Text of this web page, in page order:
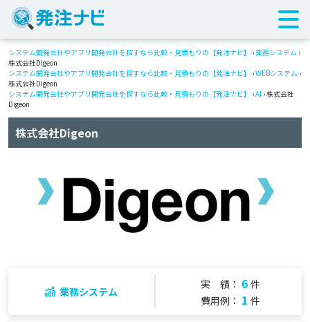
システム開発会社やアプリ開発会社を探すなら比較・見積もりの【発注ナビ】 › 業務システム ›
株式会社Digeon
システム開発会社やアプリ開発会社を探すなら比較・見積もりの【発注ナビ】
›WEBシステム ›
株式会社Digeon
システム開発会社やアプリ開発会社を探すなら比較・見積もりの【発注ナビ】
›AI › 株式会社
Digeon
株式会社Digeon
業務システム
実 績： 6 件
費用例： 1 件